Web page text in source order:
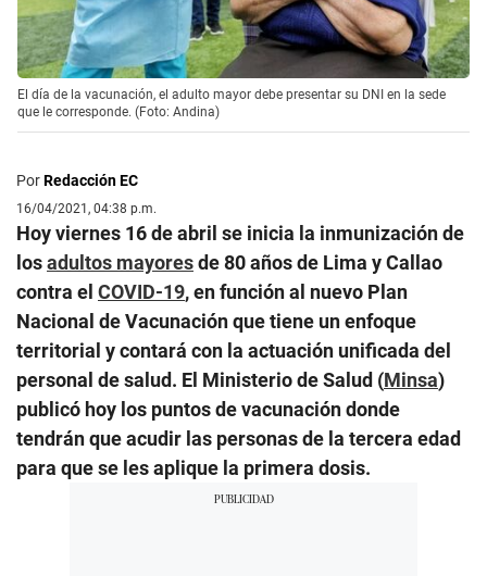
El día de la vacunación, el adulto mayor debe presentar su DNI en la sede
que le corresponde. (Foto: Andina)
PorRedacción EC
16/04/2021, 04:38 p.m.
Hoy viernes 16 de abril se inicia la inmunización de
losadultos mayoresde 80 años de Lima y Callao
contra el COVID-19, en función al nuevo Plan
Nacional de Vacunación que tiene un enfoque
territorial y contará con la actuación unificada del
personal de salud. El Ministerio de Salud (Minsa)
publicó hoy los puntos de vacunación donde
tendrán que acudir las personas de la tercera edad
para que se les aplique la primera dosis.